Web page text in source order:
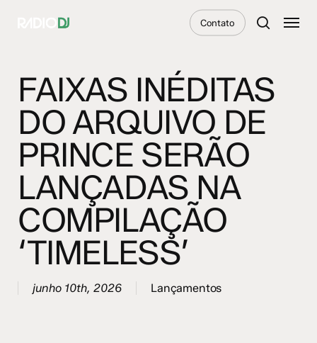
Contato
search
Menu
FAIXAS INÉDITAS
DO ARQUIVO DE
PRINCE SERÃO
LANÇADAS NA
COMPILAÇÃO
‘TIMELESS’
junho 10th, 2026 Lançamentos